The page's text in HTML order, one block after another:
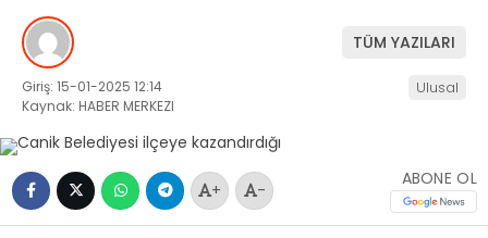
TÜM YAZILARI
Giriş: 15-01-2025 12:14
Kaynak: HABER MERKEZI
Ulusal
+ -
ABONE OL